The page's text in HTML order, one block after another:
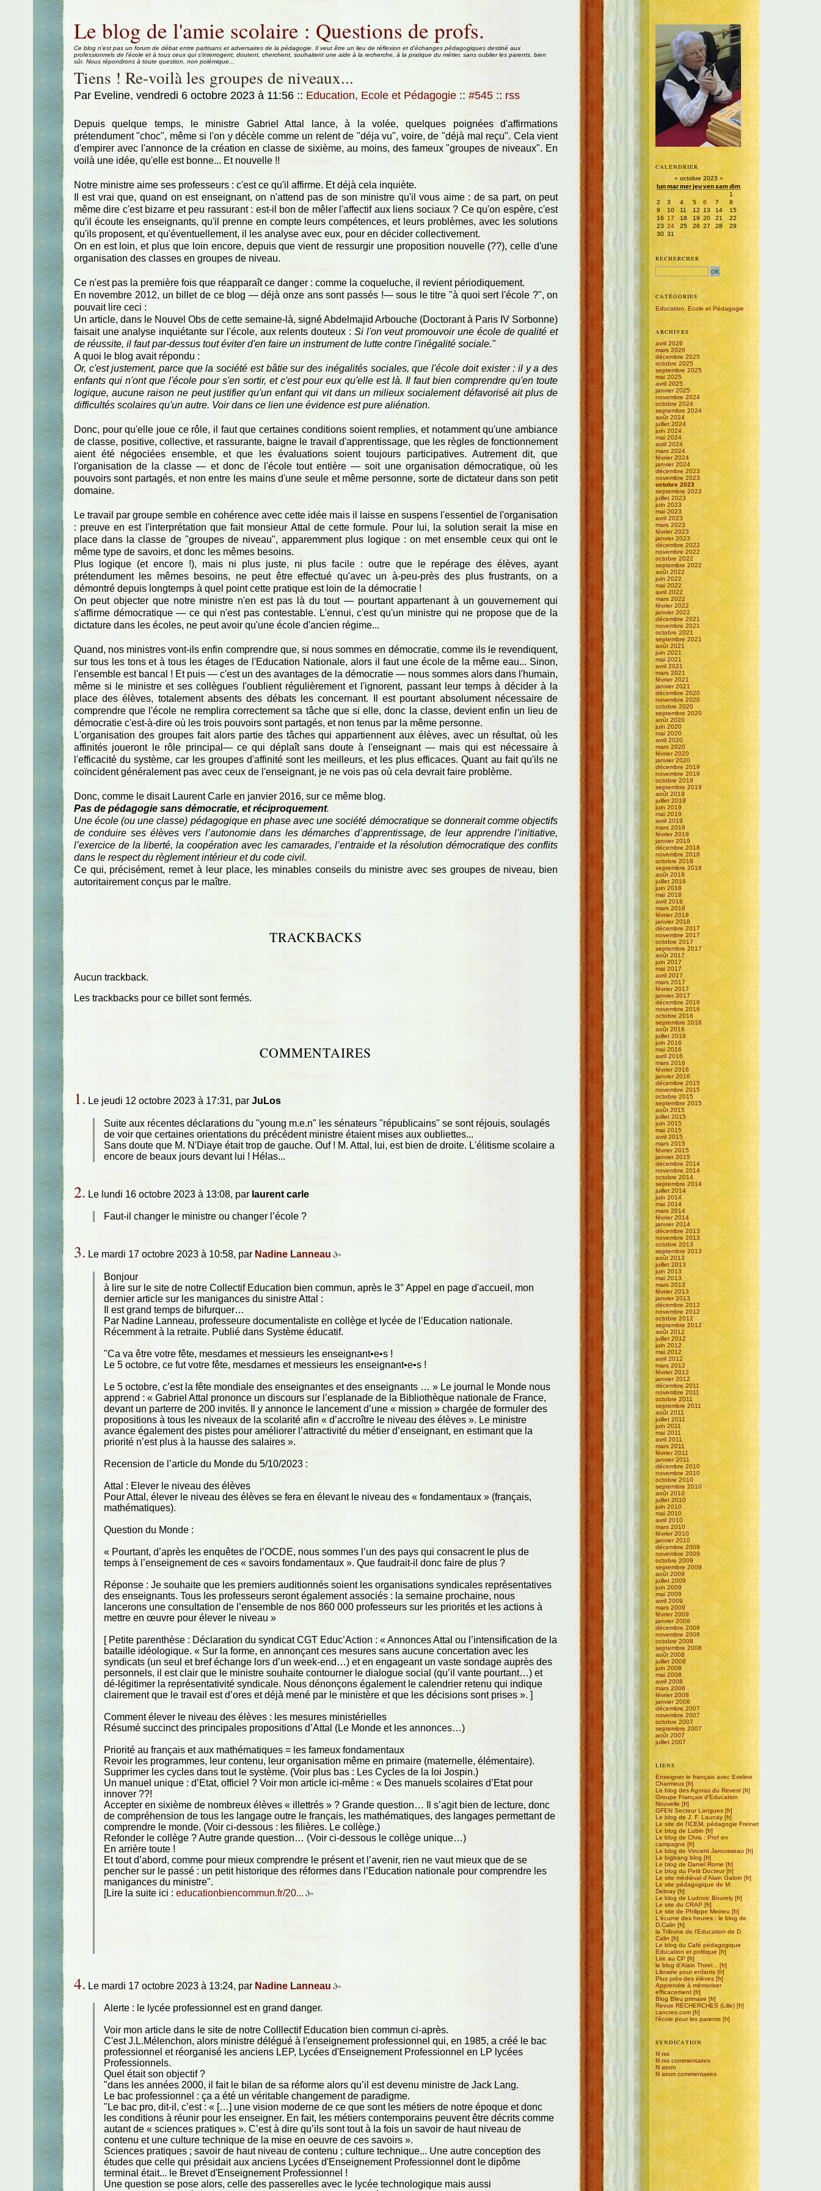
Aller au contenu
Le blog de l'amie scolaire : Questions de profs.
Ce blog n'est pas un forum de débat entre partisans et adversaires de la pédagogie. Il veut être un lieu de réflexion et d'échanges pédagogiques destiné aux
professionnels de l'école et à tous ceux qui s'interrogent, doutent, cherchent, souhaitent une aide à la recherche, à la pratique du métier, sans oublier les parents, bien
sûr. Nous répondrons à toute question, non polémique...
Tiens ! Re-voilà les groupes de niveaux...
Par Eveline, vendredi 6 octobre 2023 à 11:56 :: Education, Ecole et Pédagogie :: #545 :: rss
Depuis quelque temps, le ministre Gabriel Attal lance, à la volée, quelques poignées d'affirmations
prétendument "choc", même si l'on y décèle comme un relent de "déja vu", voire, de "déjà mal reçu". Cela vient
d'empirer avec l'annonce de la création en classe de sixième, au moins, des fameux "groupes de niveaux". En
voilà une idée, qu'elle est bonne... Et nouvelle !!
Notre ministre aime ses professeurs : c'est ce qu'il affirme. Et déjà cela inquiète.
Il est vrai que, quand on est enseignant, on n'attend pas de son ministre qu'il vous aime : de sa part, on peut
même dire c'est bizarre et peu rassurant : est-il bon de mêler l'affectif aux liens sociaux ? Ce qu'on espère, c'est
qu'il écoute les enseignants, qu'il prenne en compte leurs compétences, et leurs problèmes, avec les solutions
qu'ils proposent, et qu'éventuellement, il les analyse avec eux, pour en décider collectivement.
On en est loin, et plus que loin encore, depuis que vient de ressurgir une proposition nouvelle (??), celle d'une
organisation des classes en groupes de niveau.
Ce n'est pas la première fois que réapparaît ce danger : comme la coqueluche, il revient périodiquement.
En novembre 2012, un billet de ce blog — déjà onze ans sont passés !— sous le titre "à quoi sert l'école ?", on
pouvait lire ceci :
Un article, dans le Nouvel Obs de cette semaine-là, signé Abdelmajid Arbouche (Doctorant à Paris IV Sorbonne)
faisait une analyse inquiétante sur l'école, aux relents douteux : Si l'on veut promouvoir une école de qualité et
de réussite, il faut par-dessus tout éviter d'en faire un instrument de lutte contre l'inégalité sociale."
A quoi le blog avait répondu :
Or, c'est justement, parce que la société est bâtie sur des inégalités sociales, que l'école doit exister : il y a des
enfants qui n'ont que l'école pour s'en sortir, et c'est pour eux qu'elle est là. Il faut bien comprendre qu'en toute
logique, aucune raison ne peut justifier qu'un enfant qui vit dans un milieux socialement défavorisé ait plus de
difficultés scolaires qu'un autre. Voir dans ce lien une évidence est pure aliénation.
Donc, pour qu'elle joue ce rôle, il faut que certaines conditions soient remplies, et notamment qu'une ambiance
de classe, positive, collective, et rassurante, baigne le travail d'apprentissage, que les règles de fonctionnement
aient été négociées ensemble, et que les évaluations soient toujours participatives. Autrement dit, que
l'organisation de la classe — et donc de l'école tout entière — soit une organisation démocratique, où les
pouvoirs sont partagés, et non entre les mains d'une seule et même personne, sorte de dictateur dans son petit
domaine.
Le travail par groupe semble en cohérence avec cette idée mais il laisse en suspens l'essentiel de l'organisation
: preuve en est l'interprétation que fait monsieur Attal de cette formule. Pour lui, la solution serait la mise en
place dans la classe de "groupes de niveau", apparemment plus logique : on met ensemble ceux qui ont le
même type de savoirs, et donc les mêmes besoins.
Plus logique (et encore !), mais ni plus juste, ni plus facile : outre que le repérage des élèves, ayant
prétendument les mêmes besoins, ne peut être effectué qu'avec un à-peu-près des plus frustrants, on a
démontré depuis longtemps à quel point cette pratique est loin de la démocratie !
On peut objecter que notre ministre n'en est pas là du tout — pourtant appartenant à un gouvernement qui
s'affirme démocratique — ce qui n'est pas contestable. L'ennui, c'est qu'un ministre qui ne propose que de la
dictature dans les écoles, ne peut avoir qu'une école d'ancien régime...
Quand, nos ministres vont-ils enfin comprendre que, si nous sommes en démocratie, comme ils le revendiquent,
sur tous les tons et à tous les étages de l'Education Nationale, alors il faut une école de la même eau... Sinon,
l'ensemble est bancal ! Et puis — c'est un des avantages de la démocratie — nous sommes alors dans l'humain,
même si le ministre et ses collègues l'oublient régulièrement et l'ignorent, passant leur temps à décider à la
place des élèves, totalement absents des débats les concernant. Il est pourtant absolument nécessaire de
comprendre que l'école ne remplira correctement sa tâche que si elle, donc la classe, devient enfin un lieu de
démocratie c'est-à-dire où les trois pouvoirs sont partagés, et non tenus par la même personne.
L'organisation des groupes fait alors partie des tâches qui appartiennent aux élèves, avec un résultat, où les
affinités joueront le rôle principal— ce qui déplaît sans doute à l'enseignant — mais qui est nécessaire à
l'efficacité du système, car les groupes d'affinité sont les meilleurs, et les plus efficaces. Quant au fait qu'ils ne
coïncident généralement pas avec ceux de l'enseignant, je ne vois pas où cela devrait faire problème.
Donc, comme le disait Laurent Carle en janvier 2016, sur ce même blog.
Pas de pédagogie sans démocratie, et réciproquement.
Une école (ou une classe) pédagogique en phase avec une société démocratique se donnerait comme objectifs
de conduire ses élèves vers l’autonomie dans les démarches d’apprentissage, de leur apprendre l’initiative,
l’exercice de la liberté, la coopération avec les camarades, l’entraide et la résolution démocratique des conflits
dans le respect du règlement intérieur et du code civil.
Ce qui, précisément, remet à leur place, les minables conseils du ministre avec ses groupes de niveau, bien
autoritairement conçus par le maître.
TRACKBACKS
Aucun trackback.
Les trackbacks pour ce billet sont fermés.
COMMENTAIRES
1. Le jeudi 12 octobre 2023 à 17:31, par JuLos
Suite aux récentes déclarations du "young m.e.n" les sénateurs "républicains" se sont réjouis, soulagés
de voir que certaines orientations du précédent ministre étaient mises aux oubliettes...
Sans doute que M. N'Diaye était trop de gauche. Ouf ! M. Attal, lui, est bien de droite. L'élitisme scolaire a
encore de beaux jours devant lui ! Hélas...
2. Le lundi 16 octobre 2023 à 13:08, par laurent carle
Faut-il changer le ministre ou changer l’école ?
3. Le mardi 17 octobre 2023 à 10:58, par Nadine Lanneau
Bonjour
à lire sur le site de notre Collectif Education bien commun, après le 3° Appel en page d'accueil, mon
dernier article sur les manigances du sinistre Attal :
Il est grand temps de bifurquer…
Par Nadine Lanneau, professeure documentaliste en collège et lycée de l’Education nationale.
Récemment à la retraite. Publié dans Système éducatif.
"Ca va être votre fête, mesdames et messieurs les enseignant•e•s !
Le 5 octobre, ce fut votre fête, mesdames et messieurs les enseignant•e•s !
Le 5 octobre, c’est la fête mondiale des enseignantes et des enseignants … » Le journal le Monde nous
apprend : « Gabriel Attal prononce un discours sur l’esplanade de la Bibliothèque nationale de France,
devant un parterre de 200 invités. Il y annonce le lancement d’une « mission » chargée de formuler des
propositions à tous les niveaux de la scolarité afin « d’accroître le niveau des élèves ». Le ministre
avance également des pistes pour améliorer l’attractivité du métier d’enseignant, en estimant que la
priorité n’est plus à la hausse des salaires ».
Recension de l’article du Monde du 5/10/2023 :
Attal : Elever le niveau des élèves
Pour Attal, élever le niveau des élèves se fera en élevant le niveau des « fondamentaux » (français,
mathématiques).
Question du Monde :
« Pourtant, d’après les enquêtes de l’OCDE, nous sommes l’un des pays qui consacrent le plus de
temps à l’enseignement de ces « savoirs fondamentaux ». Que faudrait-il donc faire de plus ?
Réponse : Je souhaite que les premiers auditionnés soient les organisations syndicales représentatives
des enseignants. Tous les professeurs seront également associés : la semaine prochaine, nous
lancerons une consultation de l’ensemble de nos 860 000 professeurs sur les priorités et les actions à
mettre en œuvre pour élever le niveau »
[ Petite parenthèse : Déclaration du syndicat CGT Educ’Action : « Annonces Attal ou l’intensification de la
bataille idéologique. « Sur la forme, en annonçant ces mesures sans aucune concertation avec les
syndicats (un seul et bref échange lors d’un week-end…) et en engageant un vaste sondage auprès des
personnels, il est clair que le ministre souhaite contourner le dialogue social (qu’il vante pourtant…) et
dé-légitimer la représentativité syndicale. Nous dénonçons également le calendrier retenu qui indique
clairement que le travail est d’ores et déjà mené par le ministère et que les décisions sont prises ». ]
Comment élever le niveau des élèves : les mesures ministérielles
Résumé succinct des principales propositions d’Attal (Le Monde et les annonces…)
Priorité au français et aux mathématiques = les fameux fondamentaux
Revoir les programmes, leur contenu, leur organisation même en primaire (maternelle, élémentaire).
Supprimer les cycles dans tout le système. (Voir plus bas : Les Cycles de la loi Jospin.)
Un manuel unique : d’Etat, officiel ? Voir mon article ici-même : « Des manuels scolaires d’Etat pour
innover ??!
Accepter en sixième de nombreux élèves « illettrés » ? Grande question… Il s’agit bien de lecture, donc
de compréhension de tous les langage outre le français, les mathématiques, des langages permettant de
comprendre le monde. (Voir ci-dessous : les filières. Le collège.)
Refonder le collège ? Autre grande question… (Voir ci-dessous le collège unique…)
En arrière toute !
Et tout d’abord, comme pour mieux comprendre le présent et l’avenir, rien ne vaut mieux que de se
pencher sur le passé : un petit historique des réformes dans l’Education nationale pour comprendre les
manigances du ministre".
[Lire la suite ici :educationbiencommun.fr/20...
4. Le mardi 17 octobre 2023 à 13:24, par Nadine Lanneau
Alerte : le lycée professionnel est en grand danger.
Voir mon article dans le site de notre Colllectif Education bien commun ci-après.
C'est J.L.Mélenchon, alors ministre délégué à l'enseignement professionnel qui, en 1985, a créé le bac
professionnel et réorganisé les anciens LEP, Lycées d'Enseignement Professionnel en LP lycées
Professionnels.
Quel était son objectif ?
"dans les années 2000, il fait le bilan de sa réforme alors qu’il est devenu ministre de Jack Lang.
Le bac professionnel : ça a été un véritable changement de paradigme.
"Le bac pro, dit-il, c’est : « […] une vision moderne de ce que sont les métiers de notre époque et donc
les conditions à réunir pour les enseigner. En fait, les métiers contemporains peuvent être décrits comme
autant de « sciences pratiques ». C’est à dire qu’ils sont tout à la fois un savoir de haut niveau de
contenu et une culture technique de la mise en oeuvre de ces savoirs ».
Sciences pratiques ; savoir de haut niveau de contenu ; culture technique... Une autre conception des
études que celle qui présidait aux anciens Lycées d'Enseignement Professionnel dont le dipôme
terminal était... le Brevet d'Enseignement Professionnel !
Une question se pose alors, celle des passerelles avec le lycée technologique mais aussi
CALENDRIER
«octobre 2023»
lunmarmerjeuvensamdim
1
2
3 4 5 6 7
8
9
10 11 12 13 14
15
16 17 18 19 20 21
22
23 24 25 26 27 28
29
30 31
RECHERCHER
CATÉGORIES
Education, Ecole et Pédagogie
ARCHIVES
avril 2026
mars 2026
décembre 2025
octobre 2025
septembre 2025
mai 2025
avril 2025
janvier 2025
novembre 2024
octobre 2024
septembre 2024
août 2024
juillet 2024
juin 2024
mai 2024
avril 2024
mars 2024
février 2024
janvier 2024
décembre 2023
novembre 2023
octobre 2023
septembre 2023
juillet 2023
juin 2023
mai 2023
avril 2023
mars 2023
février 2023
janvier 2023
décembre 2022
novembre 2022
octobre 2022
septembre 2022
août 2022
juin 2022
mai 2022
avril 2022
mars 2022
février 2022
janvier 2022
décembre 2021
novembre 2021
octobre 2021
septembre 2021
août 2021
juin 2021
mai 2021
avril 2021
mars 2021
février 2021
janvier 2021
décembre 2020
novembre 2020
octobre 2020
septembre 2020
août 2020
juin 2020
mai 2020
avril 2020
mars 2020
février 2020
janvier 2020
décembre 2019
novembre 2019
octobre 2019
septembre 2019
août 2019
juillet 2019
juin 2019
mai 2019
avril 2019
mars 2019
février 2019
janvier 2019
décembre 2018
novembre 2018
octobre 2018
septembre 2018
août 2018
juillet 2018
juin 2018
mai 2018
avril 2018
mars 2018
février 2018
janvier 2018
décembre 2017
novembre 2017
octobre 2017
septembre 2017
août 2017
juin 2017
mai 2017
avril 2017
mars 2017
février 2017
janvier 2017
décembre 2016
novembre 2016
octobre 2016
septembre 2016
août 2016
juillet 2016
juin 2016
mai 2016
avril 2016
mars 2016
février 2016
janvier 2016
décembre 2015
novembre 2015
octobre 2015
septembre 2015
août 2015
juillet 2015
juin 2015
mai 2015
avril 2015
mars 2015
février 2015
janvier 2015
décembre 2014
novembre 2014
octobre 2014
septembre 2014
juillet 2014
juin 2014
mai 2014
mars 2014
février 2014
janvier 2014
décembre 2013
novembre 2013
octobre 2013
septembre 2013
août 2013
juillet 2013
juin 2013
mai 2013
mars 2013
février 2013
janvier 2013
décembre 2012
novembre 2012
octobre 2012
septembre 2012
août 2012
juillet 2012
juin 2012
mai 2012
avril 2012
mars 2012
février 2012
janvier 2012
décembre 2011
novembre 2011
octobre 2011
septembre 2011
août 2011
juillet 2011
juin 2011
mai 2011
avril 2011
mars 2011
février 2011
janvier 2011
décembre 2010
novembre 2010
octobre 2010
septembre 2010
août 2010
juillet 2010
juin 2010
mai 2010
avril 2010
mars 2010
février 2010
janvier 2010
décembre 2009
novembre 2009
octobre 2009
septembre 2009
août 2009
juillet 2009
juin 2009
mai 2009
avril 2009
mars 2009
février 2009
janvier 2009
décembre 2008
novembre 2008
octobre 2008
septembre 2008
août 2008
juillet 2008
juin 2008
mai 2008
avril 2008
mars 2008
février 2008
janvier 2008
décembre 2007
novembre 2007
octobre 2007
septembre 2007
août 2007
juillet 2007
LIENS
Enseigner le français avec Eveline
Charmeux
Le blog des Agoras du Revest
Groupe Français d'Education
Nouvelle
GFEN Secteur Langues
Le blog de J. F. Launay
Le site de l'ICEM, pédagogie Freinet
Le blog de Lubin
Le blog de Chris : Prof en
campagne
Le blog de Vincent Jarousseau
Le bigbang blog
Le blog de Daniel Rome
Le blog du Petit Docteur
Le site médiéval d'Alain Galoin
Le site pédagogique de M.
Debray
Le blog de Ludovic Bourely
Le site du CRAP
Le site de Philippe Meirieu
L'écume des heures : le blog de
D.Calin
la Tribune de l'Education de D.
Calin
Le blog du Café pédagogique
Education et politique
Lire au CP
le blog d'Alain Thirel...
Librairie pour enfants
Plus près des élèves
Apprendre à mémoriser
efficacement
Blog Bleu primaire
Revue RECHERCHES (Lille)
cancres.com
l'école pour les parents
SYNDICATION
fil rss
fil rss commentaires
fil atom
fil atom commentaires